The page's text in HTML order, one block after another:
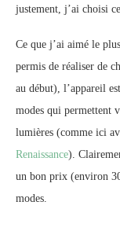
justement, j’ai choisi
Ce que j’ai aimé le
permis de réaliser de
au début), l’appareil
modes qui permettent
lumières (comme ici
Renaissance).
un bon prix (environ
modes.